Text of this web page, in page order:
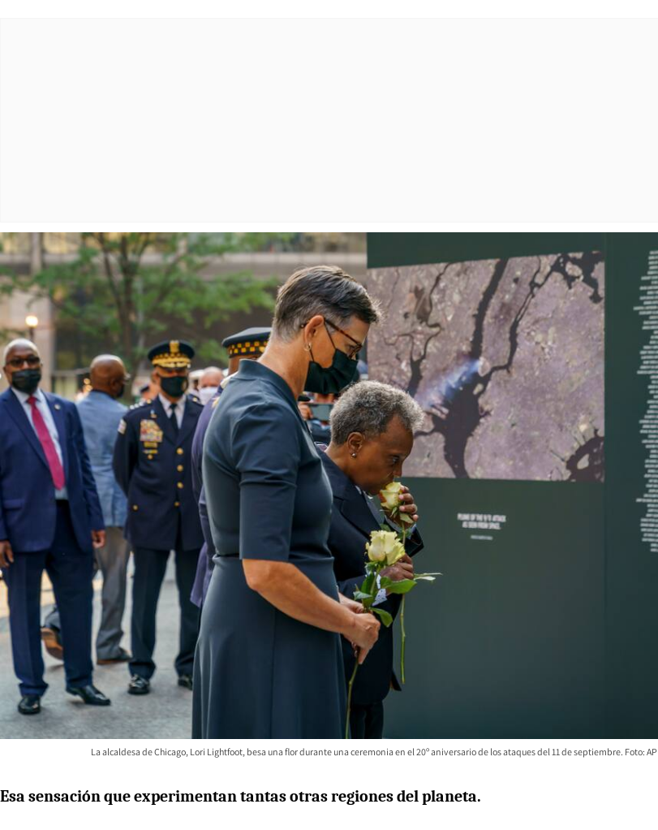
La alcaldesa de Chicago, Lori Lightfoot, besa una flor durante una ceremonia en el 20º aniversario de los ataques del 11 de septiembre. Foto: AP
Esa sensación que experimentan tantas otras regiones del planeta.